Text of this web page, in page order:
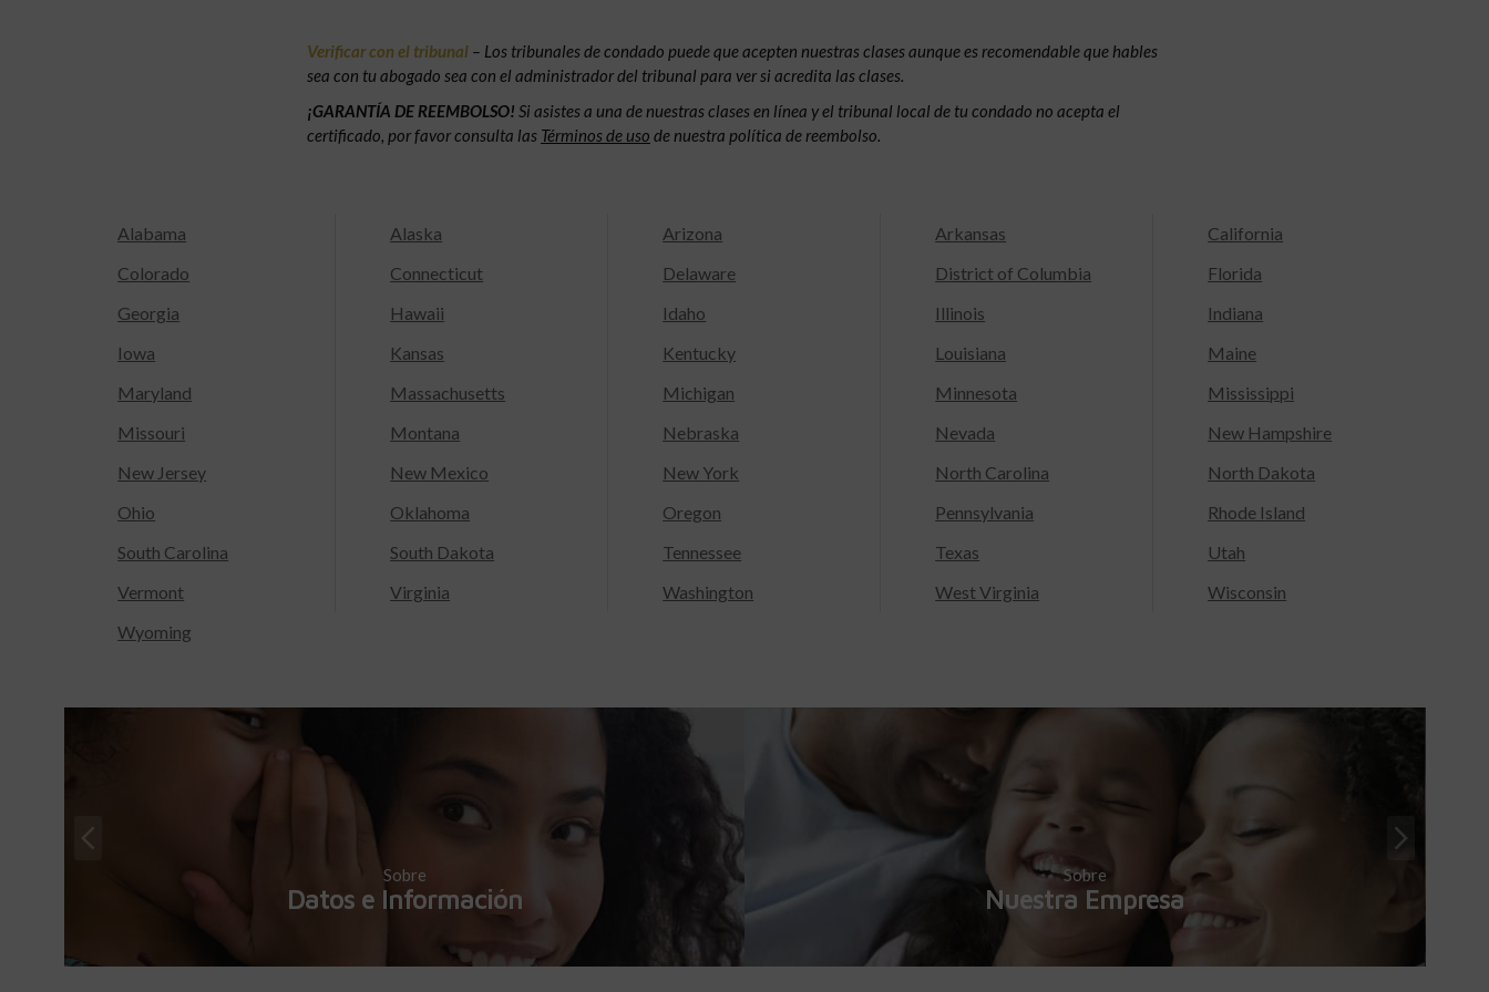
Verificar con el tribunal – Los tribunales de condado puede que acepten nuestras clases aunque es recomendable que hables
sea con tu abogado sea con el administrador del tribunal para ver si acredita las clases.
¡GARANTÍA DE REEMBOLSO! Si asistes a una de nuestras clases en línea y el tribunal local de tu condado no acepta el
certificado, por favor consulta las Términos de uso de nuestra política de reembolso.
Alabama Alaska Arizona Arkansas
California
Colorado
Connecticut Delaware District of Columbia
Florida
Georgia
Hawaii Idaho Illinois
Indiana
Iowa
Kansas Kentucky Louisiana
Maine
Maryland
Massachusetts Michigan Minnesota
Mississippi
Missouri
Montana Nebraska Nevada
New Hampshire
New Jersey
New Mexico New York North Carolina
North Dakota
Ohio
Oklahoma Oregon Pennsylvania
Rhode Island
South Carolina
South Dakota Tennessee Texas
Utah
Vermont
Virginia Washington West Virginia
Wisconsin
Wyoming
Sobre
Datos e Información
Sobre
Nuestra Empresa